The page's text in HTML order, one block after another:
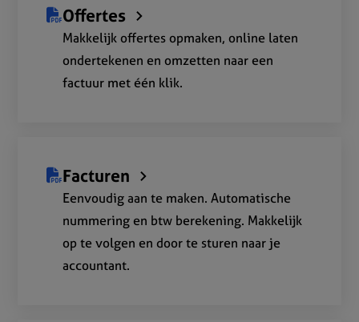
Offertes
Makkelijk offertes opmaken, online laten
ondertekenen en omzetten naar een
factuur met één klik.
Facturen
Eenvoudig aan te maken. Automatische
nummering en btw berekening. Makkelijk
op te volgen en door te sturen naar je
accountant.